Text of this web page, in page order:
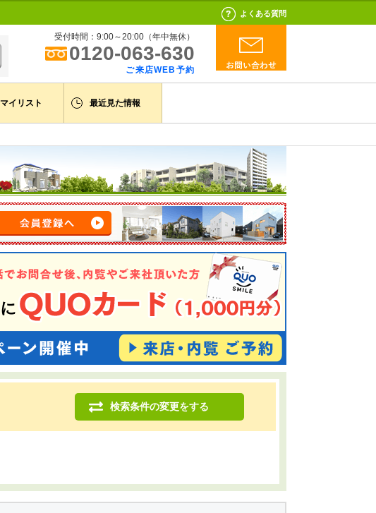
よくある質問
受付時間：9:00～20:00（年中無休）
0120-063-630
ご来店WEB予約
マイリスト 最近見た情報
検索条件の変更をする